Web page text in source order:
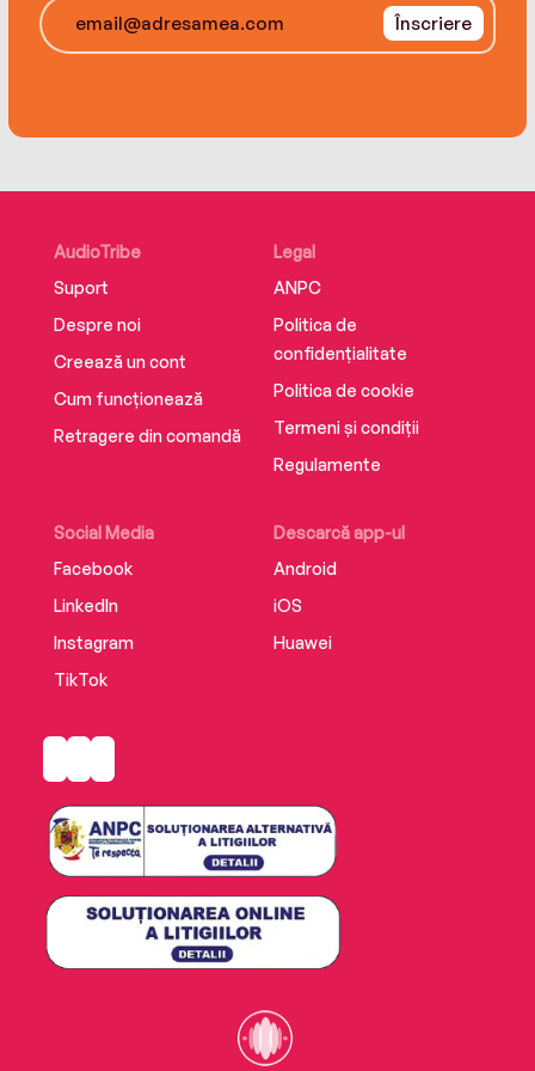
Înscriere
AudioTribe
Suport
Despre noi
Creează un cont
Cum funcționează
Retragere din comandă
Social Media
Facebook
LinkedIn
Instagram
TikTok
Descarcă app-ul
Android
iOS
Huawei
Legal
ANPC
Politica de
confidențialitate
Politica de cookie
Termeni și condiții
Regulamente